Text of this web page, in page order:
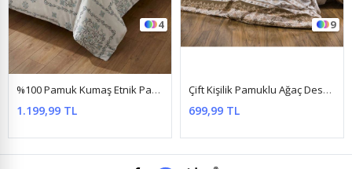
4
%100 Pamuk Kumaş Etnik Papatya Desen Çift Kişilik Nevresim Takımı Turkuaz
1.199,99 TL
9
Çift Kişilik Pamuklu Ağaç Desen Nevresim Takımı ( Çarşaf Lastikli ) Kahverengi
699,99 TL